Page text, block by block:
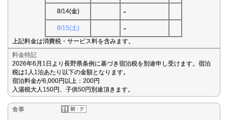
8/14(金) -
8/15(土) -
上記料金は消費税・サービス料を含みます。
料金特記
2026年6月1日より長野県条例に基づき宿泊税を別途申し受けます。宿泊
税は1人1泊あたり以下の金額となります。
宿泊料金が6,000円以上：200円
入湯税大人150円、子供50円別途頂きます。
食事